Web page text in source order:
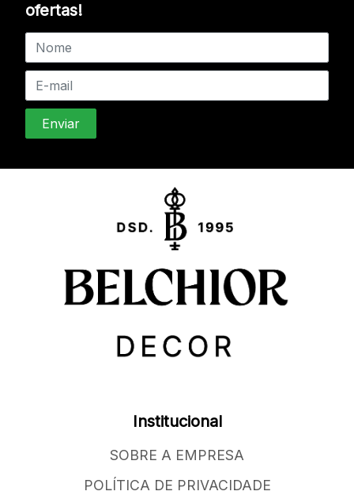
ofertas!
Institucional
SOBRE A EMPRESA
POLÍTICA DE PRIVACIDADE